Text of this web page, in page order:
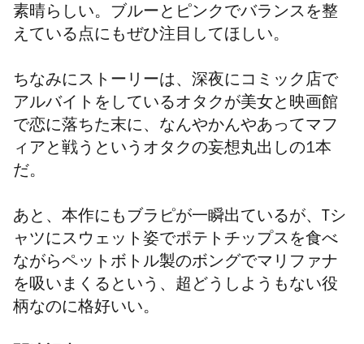
素晴らしい。ブルーとピンクでバランスを整
えている点にもぜひ注目してほしい。
ちなみにストーリーは、深夜にコミック店で
アルバイトをしているオタクが美女と映画館
で恋に落ちた末に、なんやかんやあってマフ
ィアと戦うというオタクの妄想丸出しの1本
だ。
あと、本作にもブラピが一瞬出ているが、Tシ
ャツにスウェット姿でポテトチップスを食べ
ながらペットボトル製のボングでマリファナ
を吸いまくるという、超どうしようもない役
柄なのに格好いい。